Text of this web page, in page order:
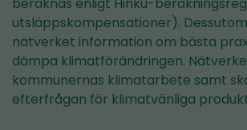
utsläppskompensationer).
nätverket information om bästa
dämpa klimatförändringen.
kommunernas klimatarbete samt
efterfrågan för klimatvänliga